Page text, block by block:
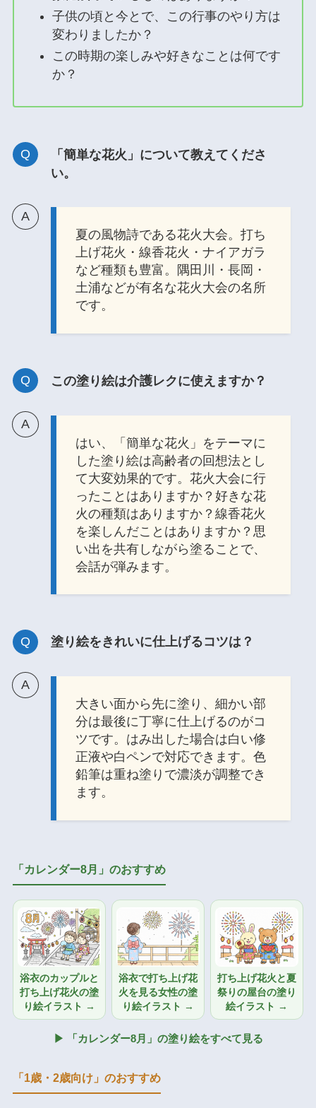
子供の頃と今とで、この行事のやり方は
変わりましたか？
この時期の楽しみや好きなことは何です
か？
「簡単な花火」について教えてくださ
い。
夏の風物詩である花火大会。打ち
上げ花火・線香花火・ナイアガラ
など種類も豊富。隅田川・長岡・
土浦などが有名な花火大会の名所
です。
この塗り絵は介護レクに使えますか？
はい、「簡単な花火」をテーマに
した塗り絵は高齢者の回想法とし
て大変効果的です。花火大会に行
ったことはありますか？好きな花
火の種類はありますか？線香花火
を楽しんだことはありますか？思
い出を共有しながら塗ることで、
会話が弾みます。
塗り絵をきれいに仕上げるコツは？
大きい面から先に塗り、細かい部
分は最後に丁寧に仕上げるのがコ
ツです。はみ出した場合は白い修
正液や白ペンで対応できます。色
鉛筆は重ね塗りで濃淡が調整でき
ます。
「カレンダー8月」のおすすめ
浴衣のカップルと
打ち上げ花火の塗
り絵イラスト →
浴衣で打ち上げ花
火を見る女性の塗
り絵イラスト →
打ち上げ花火と夏
祭りの屋台の塗り
絵イラスト →
▶ 「カレンダー8月」の塗り絵をすべて見る
「1歳・2歳向け」のおすすめ